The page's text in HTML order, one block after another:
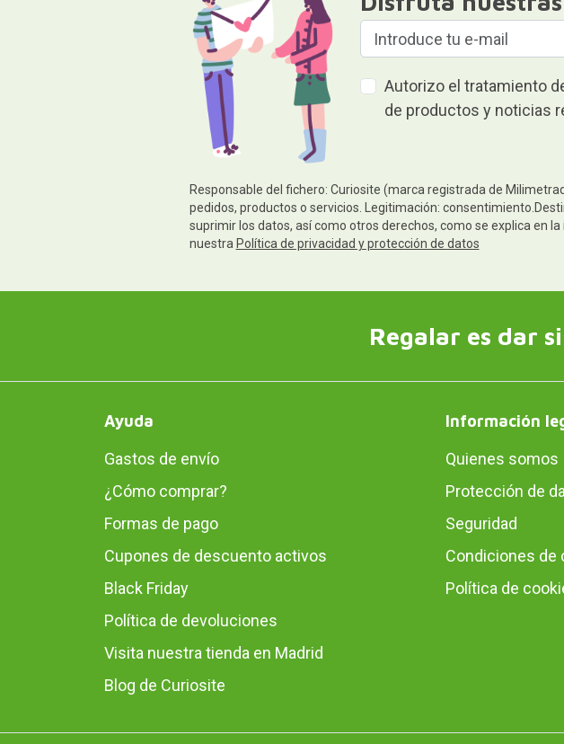
Autorizo el tratamiento
de productos y noticias
Responsable del fichero: Curiosite (marca registrada de
pedidos, productos o servicios. Legitimación:
suprimir los datos, así como otros derechos, como se explica en
nuestra Política de privacidad y protección de datos
Regalar es dar
Ayuda
Gastos de envío
¿Cómo comprar?
Formas de pago
Cupones de descuento activos
Black Friday
Política de devoluciones
Visita nuestra tienda en Madrid
Blog de Curiosite
Información
Quienes somos
Protección de
Seguridad
Condiciones de
Política de